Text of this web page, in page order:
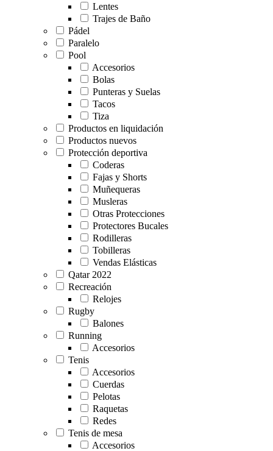
Lentes
Trajes de Baño
Pádel
Paralelo
Pool
Accesorios
Bolas
Punteras y Suelas
Tacos
Tiza
Productos en liquidación
Productos nuevos
Protección deportiva
Coderas
Fajas y Shorts
Muñequeras
Musleras
Otras Protecciones
Protectores Bucales
Rodilleras
Tobilleras
Vendas Elásticas
Qatar 2022
Recreación
Relojes
Rugby
Balones
Running
Accesorios
Tenis
Accesorios
Cuerdas
Pelotas
Raquetas
Redes
Tenis de mesa
Accesorios